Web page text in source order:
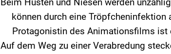
Beim Husten und Niesen werden
können durch eine Tröpfcheninfektion
Protagonistin des Animationsfilms ist
Auf dem Weg zu einer Verabredung